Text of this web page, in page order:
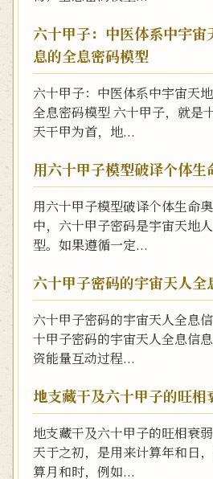
六十甲子：中医体系中宇宙
息的全息密码模型
六十甲子：中医体系中宇宙天
全息密码模型 六十甲子，就是
天干甲为首，地...
用六十甲子模型破译个体生
用六十甲子模型破译个体生命
中，六十甲子密码是宇宙天地
型。如果遵循一定...
六十甲子密码的宇宙天人全
六十甲子密码的宇宙天人全息
十甲子密码的宇宙天人全息信
资能量互动过程...
地支藏干及六十甲子的旺相
地支藏干及六十甲子的旺相衰
天于之初，是用来计算年和日
算月和时，例如...